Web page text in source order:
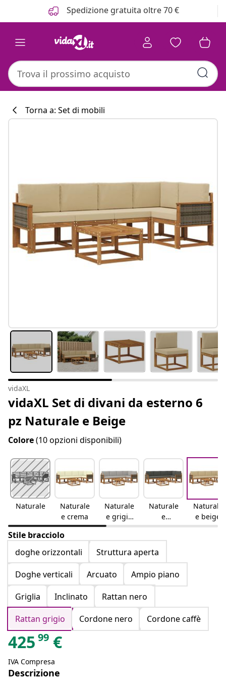
Spedizione gratuita oltre 70 €
Torna a: Set di mobili
vidaXL
vidaXL Set di divani da esterno 6
pz Naturale e Beige
Colore(10 opzioni disponibili)
Naturale
Naturale
e crema
Naturale
e grigio
chiaro
Naturale
e
antracite
Naturale
e beige
Stile bracciolo
doghe orizzontali
Struttura aperta
Doghe verticali
Arcuato
Ampio piano
Griglia
Inclinato
Rattan nero
Rattan grigio
Cordone nero Cordone caffè
425 99 €
IVA Compresa
Descrizione